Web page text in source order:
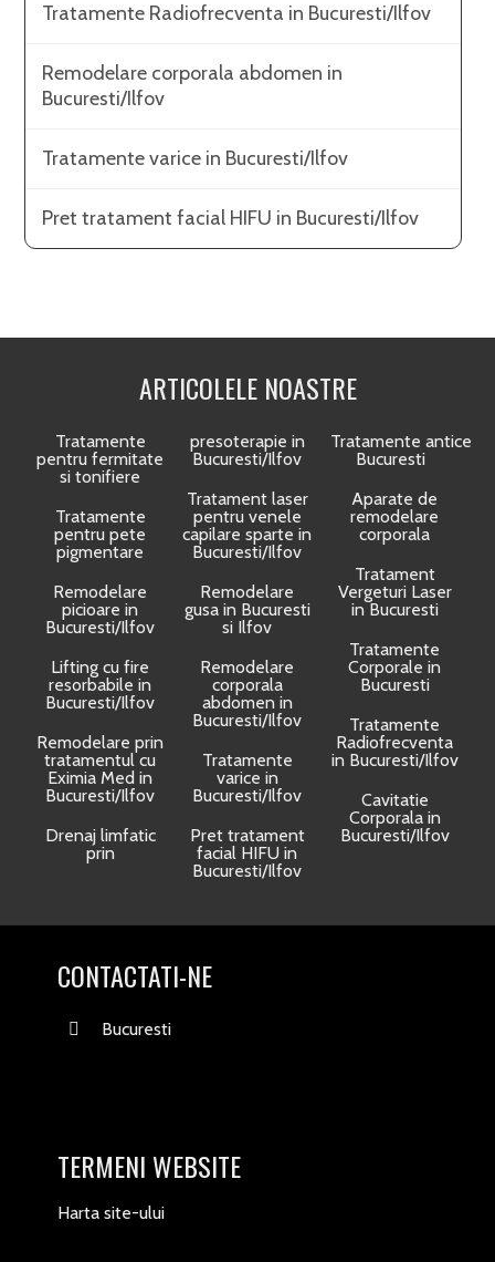
Tratamente Radiofrecventa in Bucuresti/Ilfov
Remodelare corporala abdomen in
Bucuresti/Ilfov
Tratamente varice in Bucuresti/Ilfov
Pret tratament facial HIFU in Bucuresti/Ilfov
ARTICOLELE NOASTRE
Tratamente
pentru fermitate
si tonifiere
Tratamente
pentru pete
pigmentare
Remodelare
picioare in
Bucuresti/Ilfov
Lifting cu fire
resorbabile in
Bucuresti/Ilfov
Remodelare prin
tratamentul cu
Eximia Med in
Bucuresti/Ilfov
Drenaj limfatic
prin
presoterapie in
Bucuresti/Ilfov
Tratament laser
pentru venele
capilare sparte in
Bucuresti/Ilfov
Remodelare
gusa in Bucuresti
si Ilfov
Remodelare
corporala
abdomen in
Bucuresti/Ilfov
Tratamente
varice in
Bucuresti/Ilfov
Pret tratament
facial HIFU in
Bucuresti/Ilfov
Tratamente
Bucuresti
Aparate de
remodelare
corporala
Tratament
Vergeturi Laser
in Bucuresti
Tratamente
Corporale in
Bucuresti
Tratamente
Radiofrecventa
in Bucuresti/Ilfov
Cavitatie
Corporala in
Bucuresti/Ilfov
CONTACTATI-NE
Bucuresti
TERMENI WEBSITE
Harta site-ului